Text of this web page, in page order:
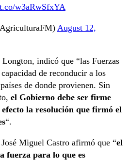
w3aRwSfxYA
August 12,
indicó que “las Fuerzas
de reconducir a los
de donde provienen. Sin
el Gobierno debe ser firme
la resolución que firmó el
“.
Miguel Castro afirmó que “el
fuerza para lo que es